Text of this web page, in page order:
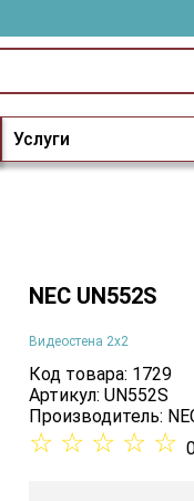
Услуги
NEC UN552S
Видеостена 2x2
Код товара: 1729
Артикул: UN552S
Производитель:
☆ ☆ ☆ ☆ ☆